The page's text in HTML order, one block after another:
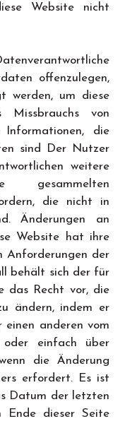
Website nicht
offenzulegen,
werden, um diese
Missbrauchs von
Informationen, die
sind Der Nutzer
weitere
gesammelten
die nicht in
Änderungen an
Website hat ihre
Anforderungen der
behält sich der für
das Recht vor, die
ändern, indem er
anderen vom
oder einfach über
die Änderung
erfordert. Es ist
Datum der letzten
Ende dieser Seite